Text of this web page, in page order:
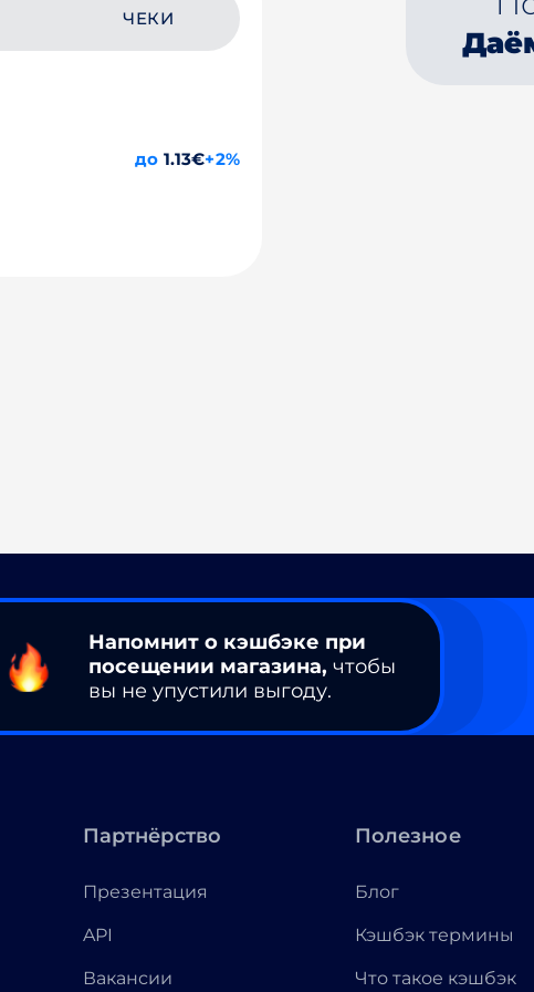
ЧЕКИ
до 1.13€+2%
Напомнит о кэшбэке при
посещении магазина, чтобы
вы не упустили выгоду.
Партнёрство
Презентация
API
Вакансии
Полезное
Блог
Кэшбэк термины
Что такое кэшбэк